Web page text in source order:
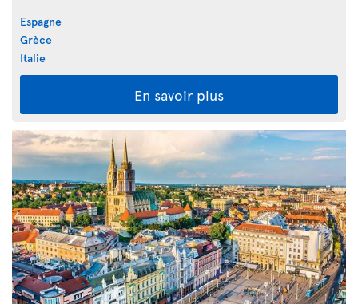
Espagne
Grèce
Italie
En savoir plus